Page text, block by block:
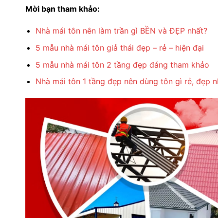
Mời bạn tham khảo:
Nhà mái tôn nên làm trần gì BỀN và ĐẸP nhất?
5 mẫu nhà mái tôn giả thái đẹp – rẻ – hiện đại
5 mẫu nhà mái tôn 2 tầng đẹp đáng tham khảo
Nhà mái tôn 1 tầng đẹp nên dùng tôn gì rẻ, đẹp